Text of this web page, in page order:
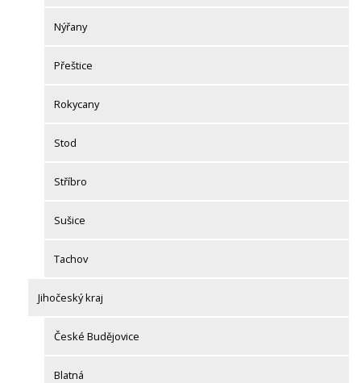
Nýřany
Přeštice
Rokycany
Stod
Stříbro
Sušice
Tachov
Jihočeský kraj
České Budějovice
Blatná